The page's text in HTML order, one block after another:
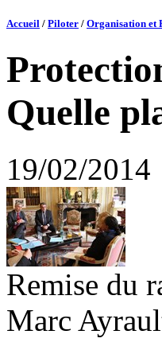
Accueil / Piloter / Organisation et
Quelle
19/02/2014
Remise du
Marc